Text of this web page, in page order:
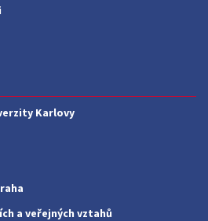
Karlovy
a veřejných vztahů